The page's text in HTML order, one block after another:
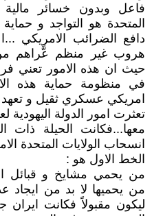
فاعل وبدون خسائر
المتحدة هو التواجد و
دافع الضرائب الامريكي
هروب غير منظم عَّراهم
حيث ان هذه الامور تعني
في منظومة حماية هذه
امريكي عسكري ثقيل و تعهد
تعثرت امور الدولة اليهودية
معها...فكانت الحيلة
انسحاب الولايات المتحدة
الخط الاول هو :
من يحمي مشايخ و قبائل
من يحميها لا بد من
ليكون مقبولاً فكانت ايران